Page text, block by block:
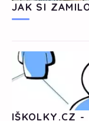
JAK SI
IŠKOLKY.CZ -